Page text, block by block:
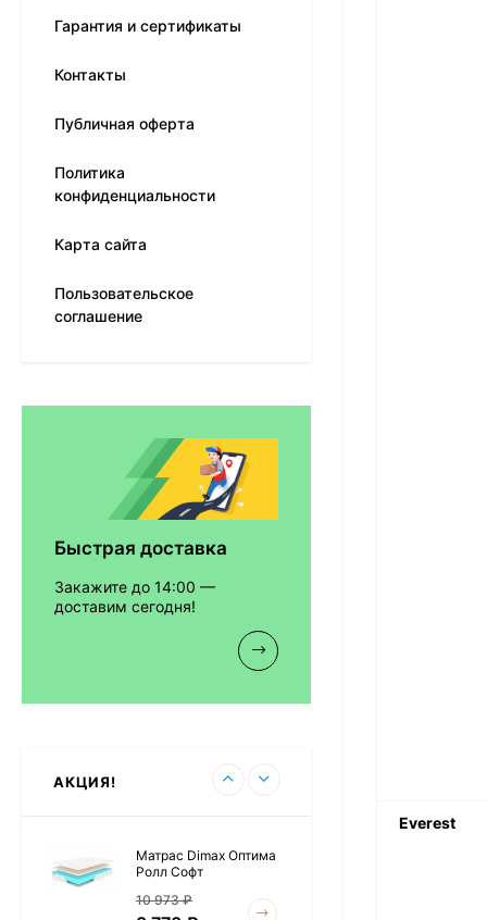
Everest
Гарантия и сертификаты
Контакты
Публичная оферта
Политика
конфиденциальности
Карта сайта
Пользовательское
соглашение
Быстрая доставка
Закажите до 14:00 —
доставим сегодня!
АКЦИЯ!
12 468₽
9 351
Матрас Vitaflex Foam
7 692₽
Матрас Vitaflex Foam
Матрас Dimax Оптима
Ролл Софт
10 973₽